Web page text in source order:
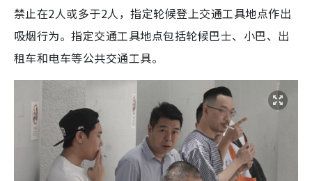
禁止在2人或多于2人，指定轮候登上交通工具地点作出
吸烟行为。指定交通工具地点包括轮候巴士、小巴、出
租车和电车等公共交通工具。